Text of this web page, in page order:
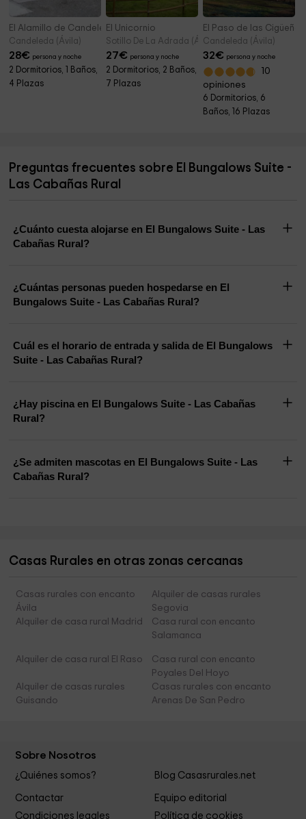
El Alamillo de Candeleda- El Bosque
Candeleda (Ávila)
28€ persona y noche
2 Dormitorios, 1 Baños,
4 Plazas
El Unicornio
Sotillo De La Adrada (Ávila)
27€ persona y noche
2 Dormitorios, 2 Baños,
7 Plazas
El Paso de las Cigüeñas
Candeleda (Ávila)
32€ persona y noche
10
opiniones
6 Dormitorios, 6
Baños, 16 Plazas
Preguntas frecuentes sobre El Bungalows Suite -
Las Cabañas Rural
¿Cuánto cuesta alojarse en El Bungalows Suite - Las
Cabañas Rural?
¿Cuántas personas pueden hospedarse en El
Bungalows Suite - Las Cabañas Rural?
Cuál es el horario de entrada y salida de El Bungalows
Suite - Las Cabañas Rural?
¿Hay piscina en El Bungalows Suite - Las Cabañas
Rural?
¿Se admiten mascotas en El Bungalows Suite - Las
Cabañas Rural?
Casas Rurales en otras zonas cercanas
Casas rurales con encanto
Ávila
Alquiler de casas rurales
Segovia
Alquiler de casa rural Madrid
Casa rural con encanto
Salamanca
Alquiler de casa rural El Raso
Casa rural con encanto
Poyales Del Hoyo
Alquiler de casas rurales
Guisando
Casas rurales con encanto
Arenas De San Pedro
Sobre Nosotros
¿Quiénes somos? Blog Casasrurales.net
Contactar
Equipo editorial
Condiciones legales
Política de cookies